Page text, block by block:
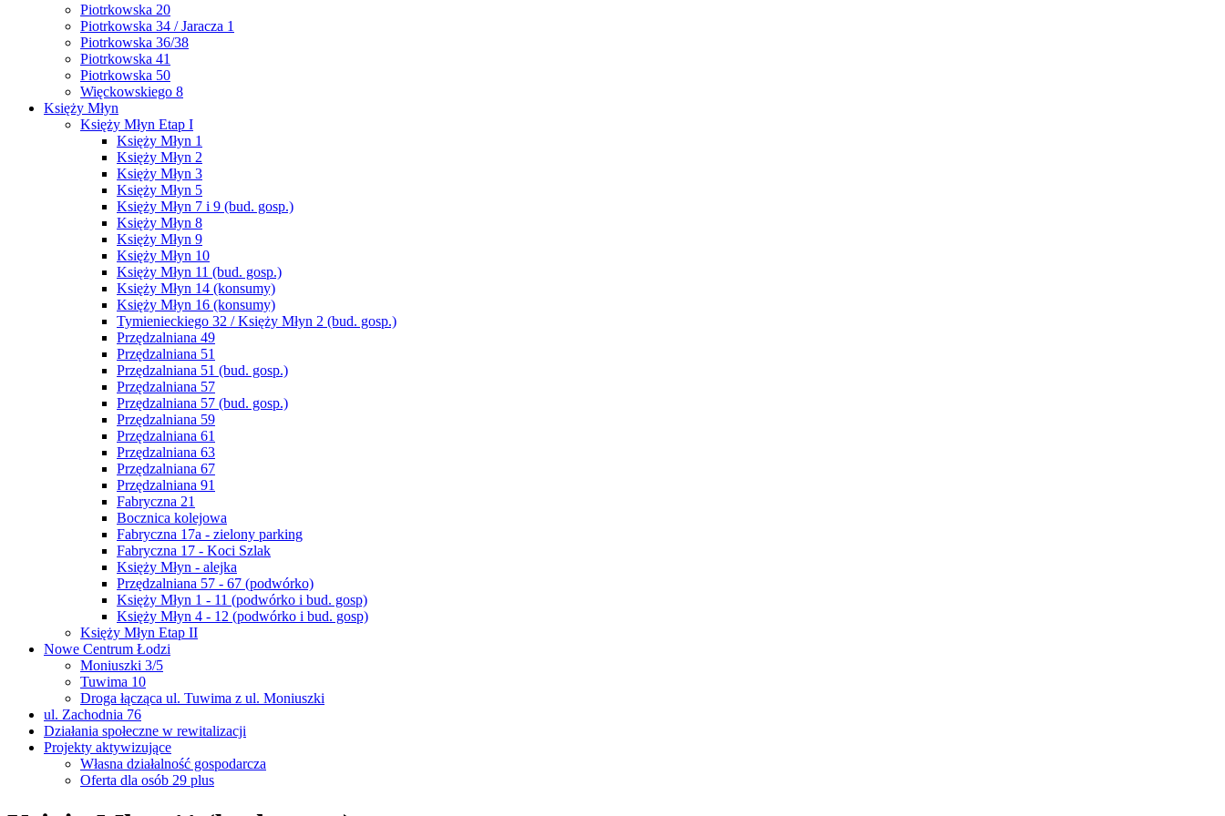
Piotrkowska 20
Piotrkowska 34 / Jaracza 1
Piotrkowska 36/38
Piotrkowska 41
Piotrkowska 50
Więckowskiego 8
Księży Młyn
Księży Młyn Etap I
Księży Młyn 1
Księży Młyn 2
Księży Młyn 3
Księży Młyn 5
Księży Młyn 7 i 9 (bud. gosp.)
Księży Młyn 8
Księży Młyn 9
Księży Młyn 10
Księży Młyn 11 (bud. gosp.)
Księży Młyn 14 (konsumy)
Księży Młyn 16 (konsumy)
Tymienieckiego 32 / Księży Młyn 2 (bud. gosp.)
Przędzalniana 49
Przędzalniana 51
Przędzalniana 51 (bud. gosp.)
Przędzalniana 57
Przędzalniana 57 (bud. gosp.)
Przędzalniana 59
Przędzalniana 61
Przędzalniana 63
Przędzalniana 67
Przędzalniana 91
Fabryczna 21
Bocznica kolejowa
Fabryczna 17a - zielony parking
Fabryczna 17 - Koci Szlak
Księży Młyn - alejka
Przędzalniana 57 - 67 (podwórko)
Księży Młyn 1 - 11 (podwórko i bud. gosp)
Księży Młyn 4 - 12 (podwórko i bud. gosp)
Księży Młyn Etap II
Nowe Centrum Łodzi
Moniuszki 3/5
Tuwima 10
Droga łącząca ul. Tuwima z ul. Moniuszki
ul. Zachodnia 76
Działania społeczne w rewitalizacji
Projekty aktywizujące
Własna działalność gospodarcza
Oferta dla osób 29 plus